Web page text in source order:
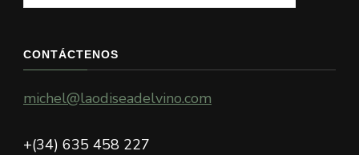
CONTÁCTENOS
michel@laodiseadelvino.com
+(34) 635 458 227